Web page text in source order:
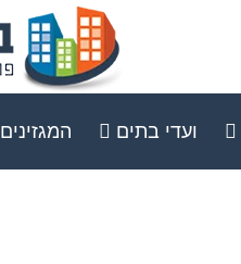
ועדי בתים המגזינים